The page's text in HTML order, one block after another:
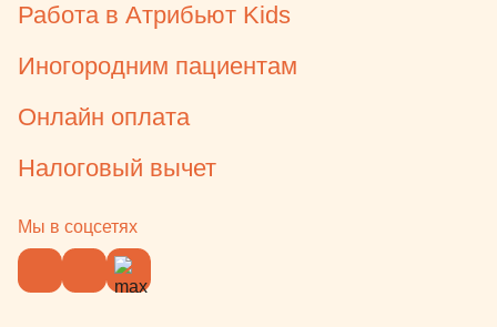
Работа в Атрибьют Kids
Иногородним пациентам
Онлайн оплата
Налоговый вычет
Мы в соцсетях